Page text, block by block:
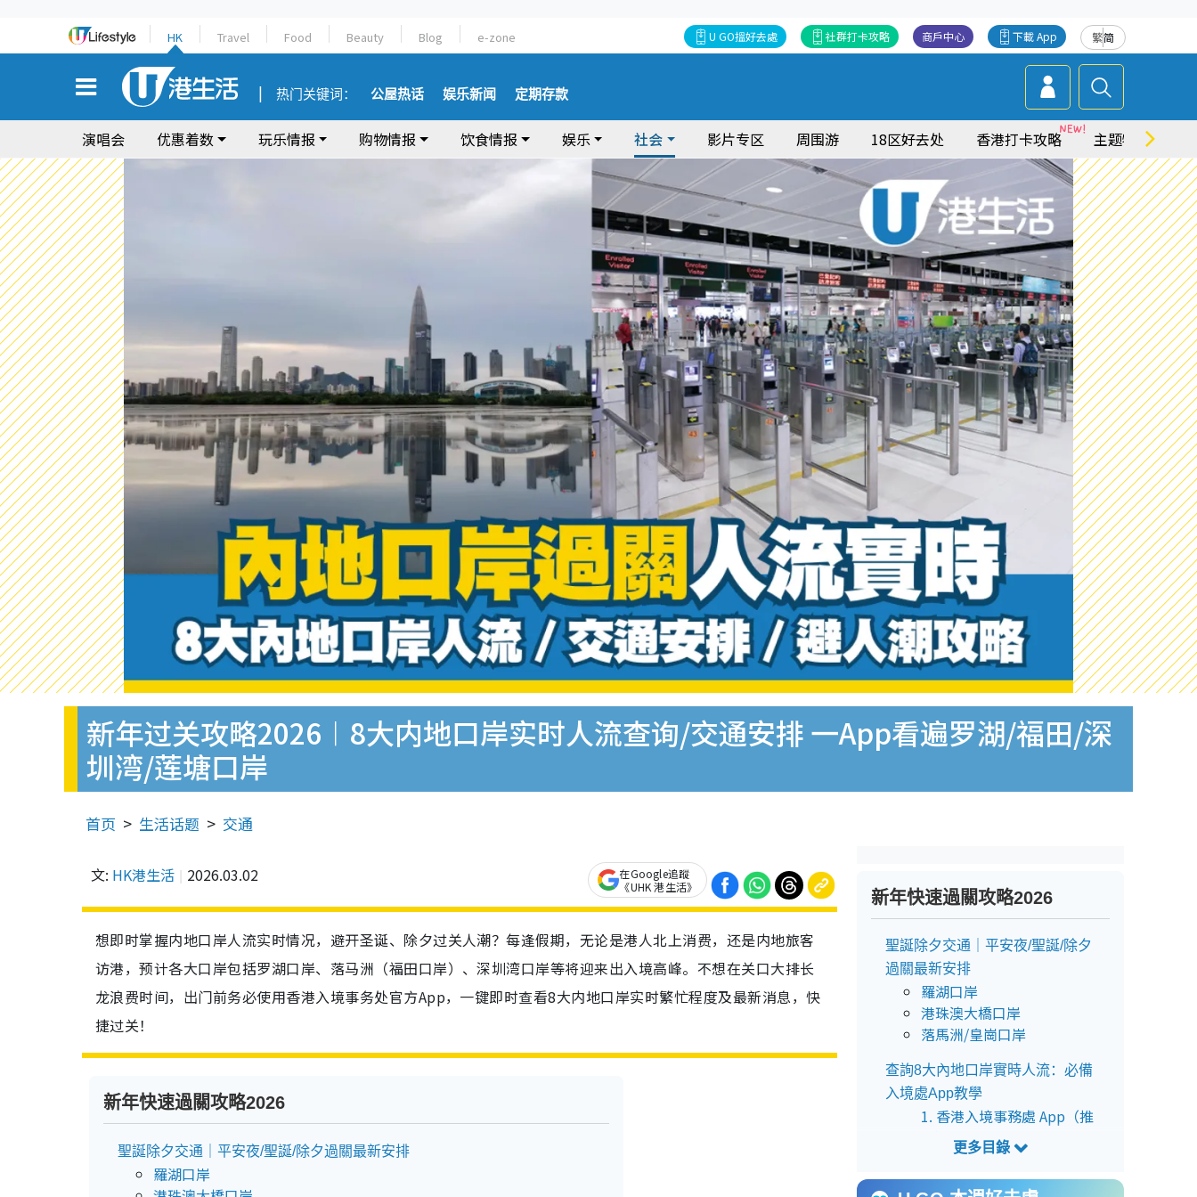
HK Travel Food Beauty Blog e-zone 繁简
下載 App
商戶中心
社群打卡攻略
U GO搵好去處
热门关键词： 公屋热话 娱乐新闻 定期存款
演唱会 优惠着数 玩乐情报 购物情报 饮食情报 娱乐 社会 影片专区 周围游 18区好去处 香港打卡攻略 主题特集
新年过关攻略2026︱8大内地口岸实时人流查询/交通安排 一App看遍罗湖/福田/深
圳湾/莲塘口岸
首页 生活话题 交通
文: HK港生活 2026.03.02
在Google追蹤
《UHK 港生活》
想即时掌握内地口岸人流实时情况，避开圣诞、除夕过关人潮？每逢假期，无论是港人北上消费，还是内地旅客
访港，预计各大口岸包括罗湖口岸、落马洲（福田口岸）、深圳湾口岸等将迎来出入境高峰。不想在关口大排长
龙浪费时间，出门前务必使用香港入境事务处官方App，一键即时查看8大内地口岸实时繁忙程度及最新消息，快
捷过关！
新年快速過關攻略2026
聖誕除夕交通｜平安夜/聖誕/除夕過關最新安排
羅湖口岸
新年快速過關攻略2026
聖誕除夕交通｜平安夜/聖誕/除夕
過關最新安排
羅湖口岸
港珠澳大橋口岸
落馬洲/皇崗口岸
查詢8大內地口岸實時人流：必備
入境處App教學
1. 香港入境事務處 App（推
2. 瀏覽入境處網頁